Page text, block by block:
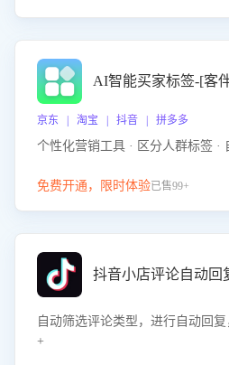
AI智能买家标签-[客
京东 | 淘宝 | 抖音 | 拼多多
个性化营销工具 · 区分人群标签 ·
免费开通，限时体验已售99+
抖音小店评论自动回
自动筛选评论类型，进行自动回
+